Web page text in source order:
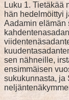
Luku 1. Tietäkää
hän hedelmöittyi
Aadamin elämän
sen nähneille,
ensimmäisen
sukukunnasta, ja